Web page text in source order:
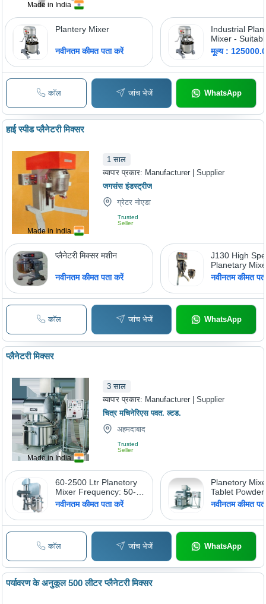
Made in India
Plantery Mixer
नवीनतम कीमत पता करें
Industrial
Mixer -
Hotel
मूल्य :
कॉल जांच भेजें WhatsApp
Made in India
हाई स्पीड प्लैनेटरी मिक्सर
1 साल
व्यापार प्रकार: Manufacturer | Supplier
जगसंस इंडस्ट्रीज
ग्रेटर नोएडा
Trusted
Seller
प्लैनेटरी मिक्सर मशीन
नवीनतम कीमत पता करें
J130 High
Planetary
नवीनतम कीमत
कॉल जांच भेजें WhatsApp
Made in India
प्लैनेटरी मिक्सर
3 साल
व्यापार प्रकार: Manufacturer | Supplier
चित्र मचिनेरिएस पवत. ल्टड.
अहमदाबाद
Trusted
Seller
60-2500 Ltr Planetory
Mixer Frequency: 50-60
Hertz (Hz)
नवीनतम कीमत पता करें
Planetory
Tablet Powder
नवीनतम कीमत
कॉल जांच भेजें WhatsApp
पर्यावरण के अनुकूल 500 लीटर प्लैनेटरी मिक्सर